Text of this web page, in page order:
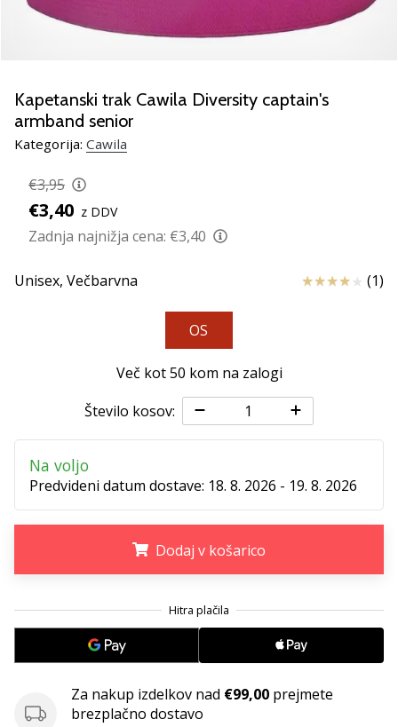
Si
odbojkarski/a
mi?
Pridruži
se
kot
brend
ambasador/ka.
11. 8. 2022
svojo
spletno
stran,
blog,
upravljate
ali
forum?
Začnite
našemu…
Kapetanski trak Cawila Diversity captain's
armband senior
Kategorija: Cawila
€3,95
€3,40 z DDV
Zadnja najnižja cena: €3,40
Unisex, Večbarvna Ocena izdelka
(1)
OS
Več kot 50 kom na zalogi
Število kosov:
Na voljo
Predvideni datum dostave: 18. 8. 2026 - 19. 8. 2026
Dodaj v košarico
Za nakup izdelkov nad €99,00 prejmete
brezplačno dostavo